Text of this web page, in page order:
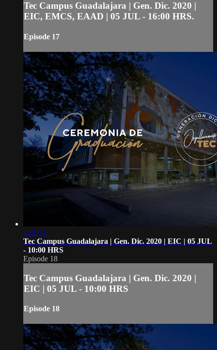
Tec Campus Guadalajara | Gen. Dic. 2020 |
EIC, EMCS, EAAD | 05 JUL - 16:00 HRS.
Episode 17
1:21:53
Tec Campus Guadalajara | Gen. Dic. 2020 | EIC | 05 JUL
- 10:00 HRS
Episode 18
Tec Campus Guadalajara | Gen. Dic. 2020 |
EIC | 05 JUL - 10:00 HRS
Episode 18